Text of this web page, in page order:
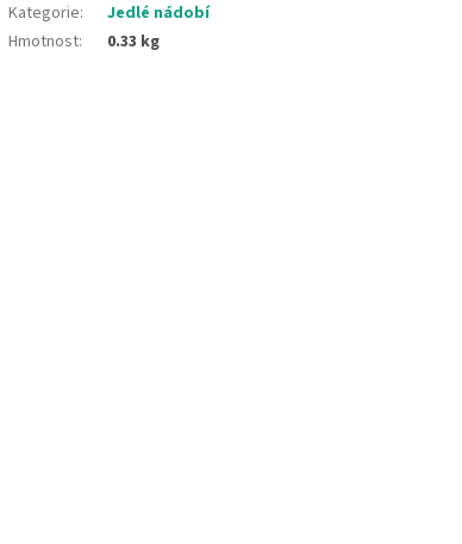
Kategorie:
Jedlé nádobí
Hmotnost: 0.33 kg